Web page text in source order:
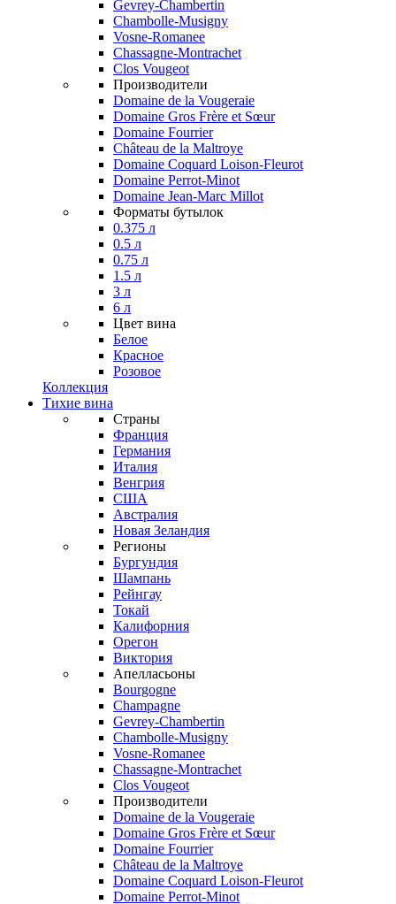
Gevrey-Chambertin
Chambolle-Musigny
Vosne-Romanee
Chassagne-Montrachet
Clos Vougeot
Производители
Domaine de la Vougeraie
Domaine Gros Frère et Sœur
Domaine Fourrier
Château de la Maltroye
Domaine Coquard Loison-Fleurot
Domaine Perrot-Minot
Domaine Jean-Marc Millot
Форматы бутылок
0.375 л
0.5 л
0.75 л
1.5 л
3 л
6 л
Цвет вина
Белое
Красное
Розовое
Коллекция
Тихие вина
Страны
Франция
Германия
Италия
Венгрия
США
Австралия
Новая Зеландия
Регионы
Бургундия
Шампань
Рейнгау
Токай
Калифорния
Орегон
Виктория
Апелласьоны
Bourgogne
Champagne
Gevrey-Chambertin
Chambolle-Musigny
Vosne-Romanee
Chassagne-Montrachet
Clos Vougeot
Производители
Domaine de la Vougeraie
Domaine Gros Frère et Sœur
Domaine Fourrier
Château de la Maltroye
Domaine Coquard Loison-Fleurot
Domaine Perrot-Minot